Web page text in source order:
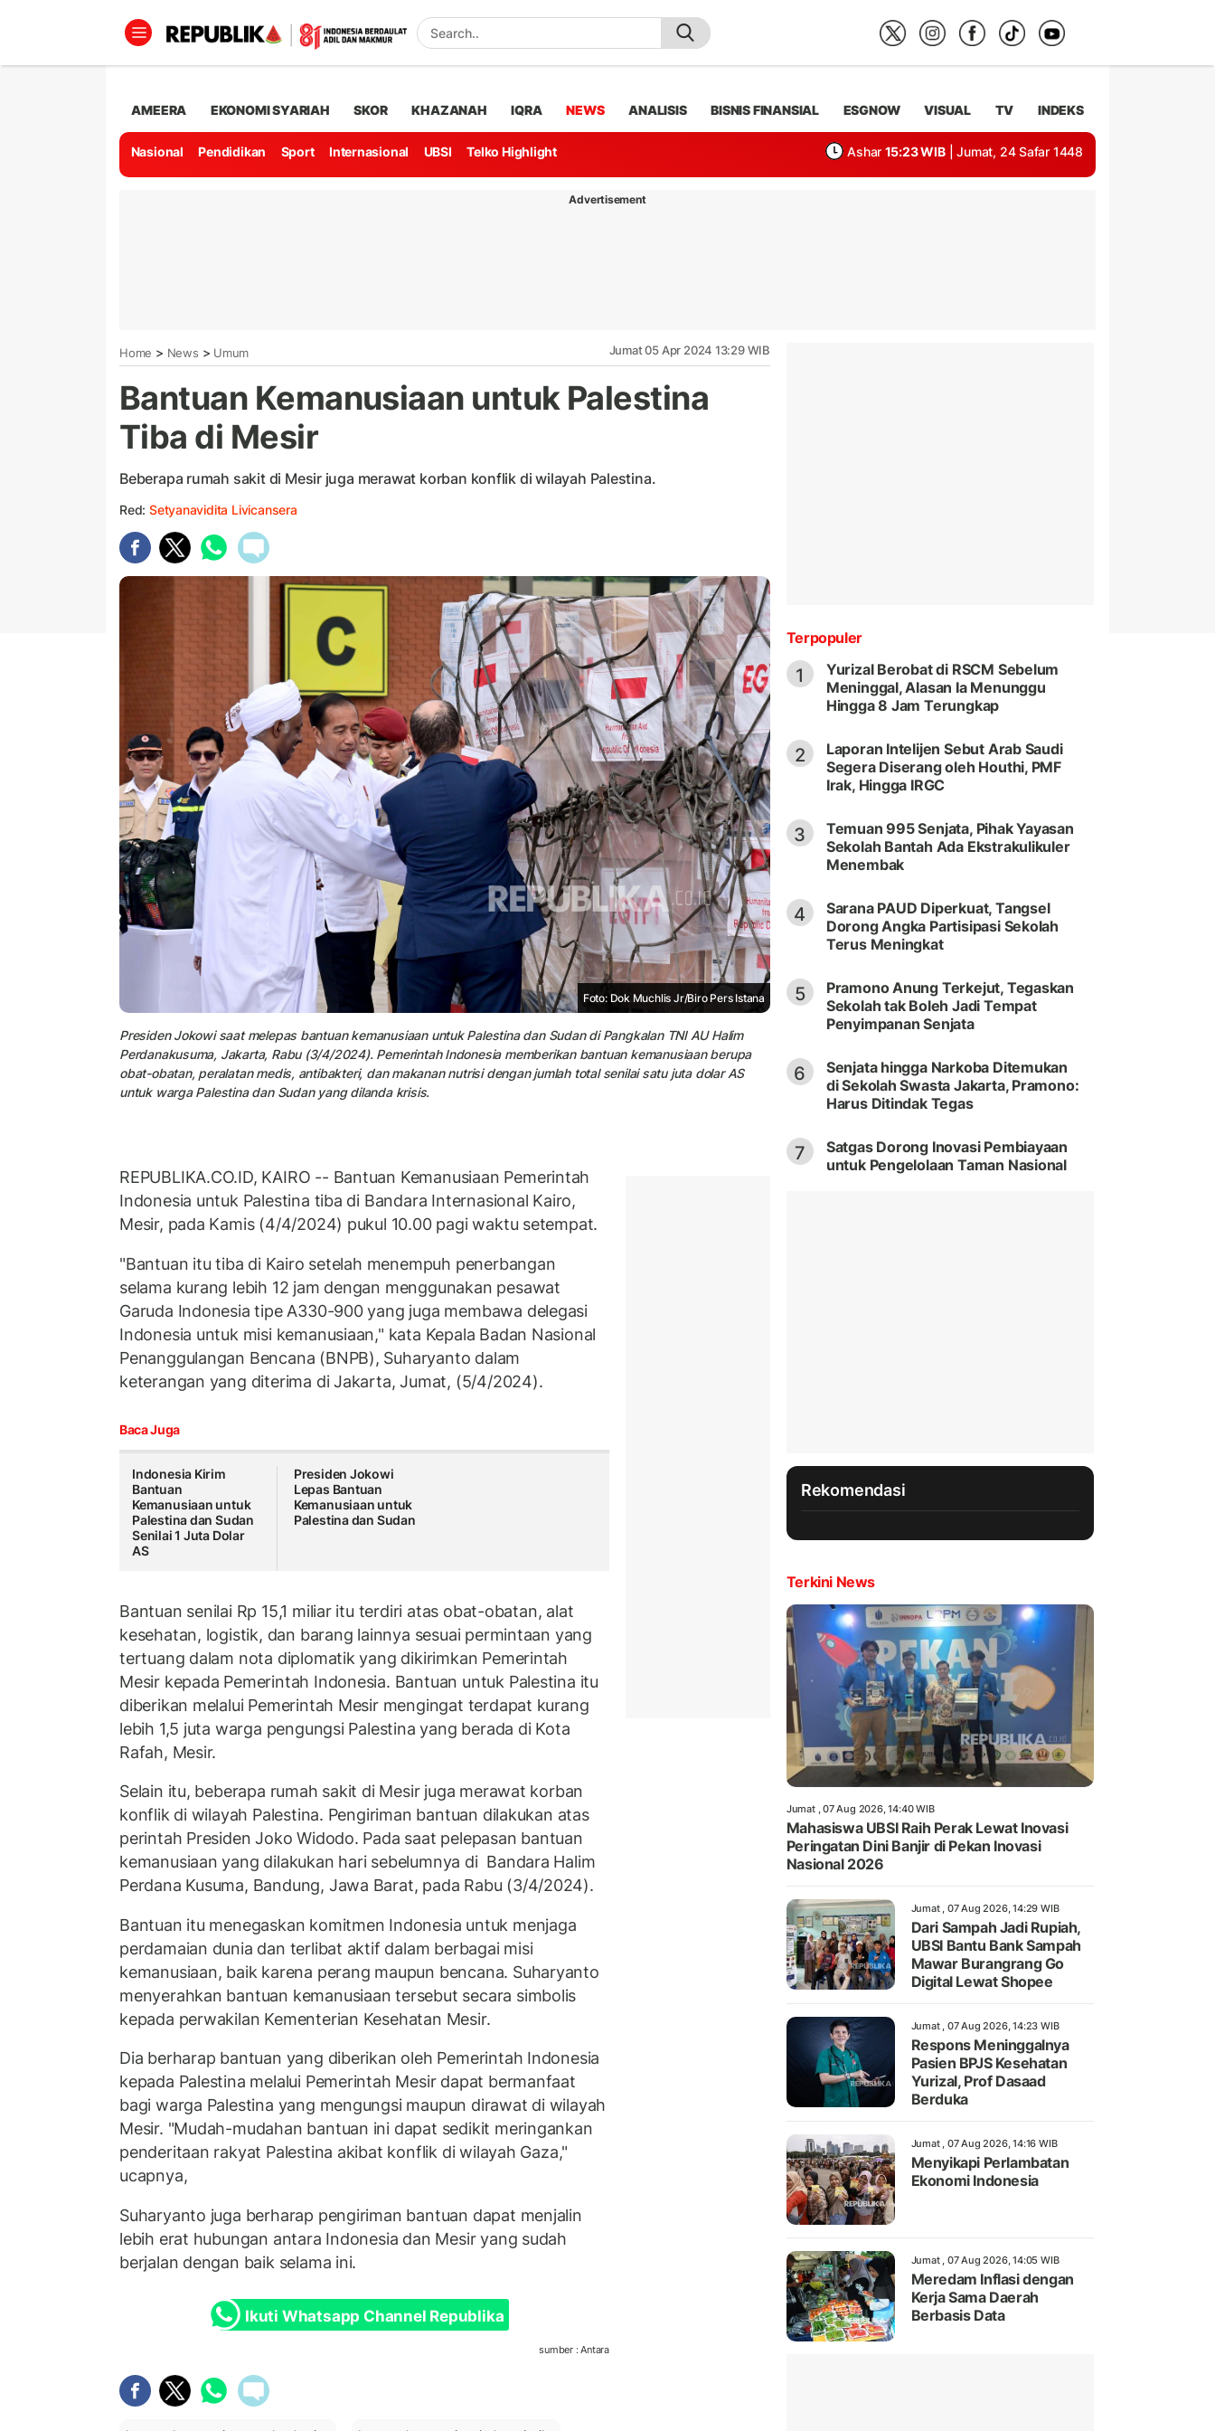
AMEERA EKONOMI SYARIAH SKOR KHAZANAH IQRA NEWS ANALISIS BISNIS FINANSIAL ESGNOW VISUAL TV INDEKS
Nasional Pendidikan Sport Internasional UBSI Telko Highlight Ashar 15:23 WIB | Jumat, 24 Safar 1448
Advertisement
Home > News > Umum Jumat 05 Apr 2024 13:29 WIB
Bantuan Kemanusiaan untuk Palestina
Tiba di Mesir
Beberapa rumah sakit di Mesir juga merawat korban konflik di wilayah Palestina.
Red: Setyanavidita Livicansera
Foto: Dok Muchlis Jr/Biro Pers Istana
Presiden Jokowi saat melepas bantuan kemanusiaan untuk Palestina dan Sudan di Pangkalan TNI AU Halim
Perdanakusuma, Jakarta, Rabu (3/4/2024). Pemerintah Indonesia memberikan bantuan kemanusiaan berupa
obat-obatan, peralatan medis, antibakteri, dan makanan nutrisi dengan jumlah total senilai satu juta dolar AS
untuk warga Palestina dan Sudan yang dilanda krisis.
REPUBLIKA.CO.ID, KAIRO -- Bantuan Kemanusiaan Pemerintah
Indonesia untuk Palestina tiba di Bandara Internasional Kairo,
Mesir, pada Kamis (4/4/2024) pukul 10.00 pagi waktu setempat.
"Bantuan itu tiba di Kairo setelah menempuh penerbangan
selama kurang lebih 12 jam dengan menggunakan pesawat
Garuda Indonesia tipe A330-900 yang juga membawa delegasi
Indonesia untuk misi kemanusiaan," kata Kepala Badan Nasional
Penanggulangan Bencana (BNPB), Suharyanto dalam
keterangan yang diterima di Jakarta, Jumat, (5/4/2024).
Baca Juga
Indonesia Kirim
Bantuan
Kemanusiaan untuk
Palestina dan Sudan
Senilai 1 Juta Dolar
AS
Presiden Jokowi
Lepas Bantuan
Kemanusiaan untuk
Palestina dan Sudan
Bantuan senilai Rp 15,1 miliar itu terdiri atas obat-obatan, alat
kesehatan, logistik, dan barang lainnya sesuai permintaan yang
tertuang dalam nota diplomatik yang dikirimkan Pemerintah
Mesir kepada Pemerintah Indonesia. Bantuan untuk Palestina itu
diberikan melalui Pemerintah Mesir mengingat terdapat kurang
lebih 1,5 juta warga pengungsi Palestina yang berada di Kota
Rafah, Mesir.
Selain itu, beberapa rumah sakit di Mesir juga merawat korban
konflik di wilayah Palestina. Pengiriman bantuan dilakukan atas
perintah Presiden Joko Widodo. Pada saat pelepasan bantuan
kemanusiaan yang dilakukan hari sebelumnya di Bandara Halim
Perdana Kusuma, Bandung, Jawa Barat, pada Rabu (3/4/2024).
Bantuan itu menegaskan komitmen Indonesia untuk menjaga
perdamaian dunia dan terlibat aktif dalam berbagai misi
kemanusiaan, baik karena perang maupun bencana. Suharyanto
menyerahkan bantuan kemanusiaan tersebut secara simbolis
kepada perwakilan Kementerian Kesehatan Mesir.
Dia berharap bantuan yang diberikan oleh Pemerintah Indonesia
kepada Palestina melalui Pemerintah Mesir dapat bermanfaat
bagi warga Palestina yang mengungsi maupun dirawat di wilayah
Mesir. "Mudah-mudahan bantuan ini dapat sedikit meringankan
penderitaan rakyat Palestina akibat konflik di wilayah Gaza,"
ucapnya,
Suharyanto juga berharap pengiriman bantuan dapat menjalin
lebih erat hubungan antara Indonesia dan Mesir yang sudah
berjalan dengan baik selama ini.
Ikuti Whatsapp Channel Republika
sumber : Antara
Terpopuler
1
Yurizal Berobat di RSCM Sebelum
Meninggal, Alasan Ia Menunggu
Hingga 8 Jam Terungkap
2
Laporan Intelijen Sebut Arab Saudi
Segera Diserang oleh Houthi, PMF
Irak, Hingga IRGC
3
Temuan 995 Senjata, Pihak Yayasan
Sekolah Bantah Ada Ekstrakulikuler
Menembak
4
Sarana PAUD Diperkuat, Tangsel
Dorong Angka Partisipasi Sekolah
Terus Meningkat
5
Pramono Anung Terkejut, Tegaskan
Sekolah tak Boleh Jadi Tempat
Penyimpanan Senjata
6
Senjata hingga Narkoba Ditemukan
di Sekolah Swasta Jakarta, Pramono:
Harus Ditindak Tegas
7
Satgas Dorong Inovasi Pembiayaan
untuk Pengelolaan Taman Nasional
Rekomendasi
Terkini News
Jumat , 07 Aug 2026, 14:40 WIB
Mahasiswa UBSI Raih Perak Lewat Inovasi
Peringatan Dini Banjir di Pekan Inovasi
Nasional 2026
Jumat , 07 Aug 2026, 14:29 WIB
Dari Sampah Jadi Rupiah,
UBSI Bantu Bank Sampah
Mawar Burangrang Go
Digital Lewat Shopee
Jumat , 07 Aug 2026, 14:23 WIB
Respons Meninggalnya
Pasien BPJS Kesehatan
Yurizal, Prof Dasaad
Berduka
Jumat , 07 Aug 2026, 14:16 WIB
Menyikapi Perlambatan
Ekonomi Indonesia
Jumat , 07 Aug 2026, 14:05 WIB
Meredam Inflasi dengan
Kerja Sama Daerah
Berbasis Data